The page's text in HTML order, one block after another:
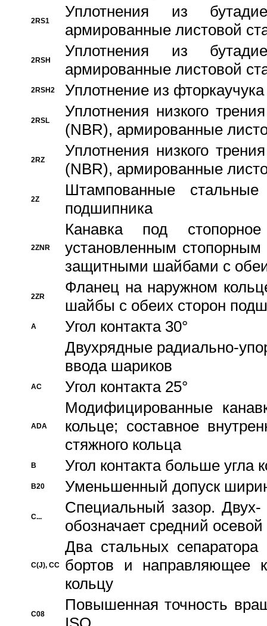
2RS1
Уплотнения из
армированные листовой
2RSH
Уплотнения из
армированные листовой
2RSH2 Уплотнение из
2RSL
Уплотнения низкого
(NBR), армированные
2RZ
Уплотнения низкого
(NBR), армированные
2Z
Штампованные
подшипника
2ZNR
Канавка под
установленным
защитными шайбами с
2ZR
Фланец на наружном
шайбы с обеих сторон
A
Угол контакта 30°
Двухрядные радиально-
ввода шариков
AC Угол контакта 25°
ADA
Модифицированные
кольце; составное
стяжного кольца
B Угол контакта больше угла
B20 Уменьшенный допуск
C...
Специальный зазор.
обозначает средний
C(J), CC
Два стальных сепаратора
бортов и направляющее
кольцу
C08
Повышенная точность